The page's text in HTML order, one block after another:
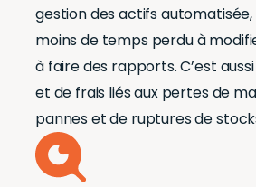
gestion des actifs
moins de temps perdu à
à faire des rapports. C’est
et de frais liés aux pertes de
pannes et de ruptures de